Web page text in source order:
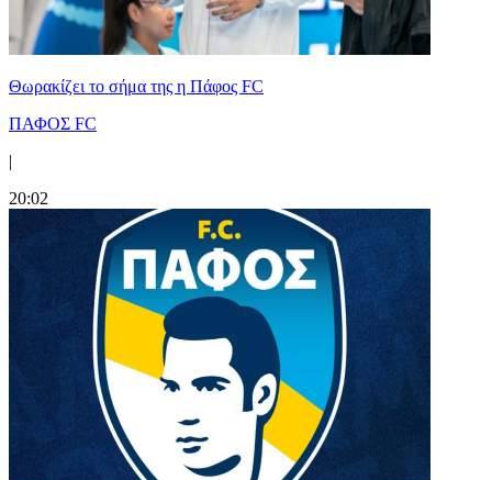
Θωρακίζει το σήμα της η Πάφος FC
ΠΑΦΟΣ FC
|
20:02